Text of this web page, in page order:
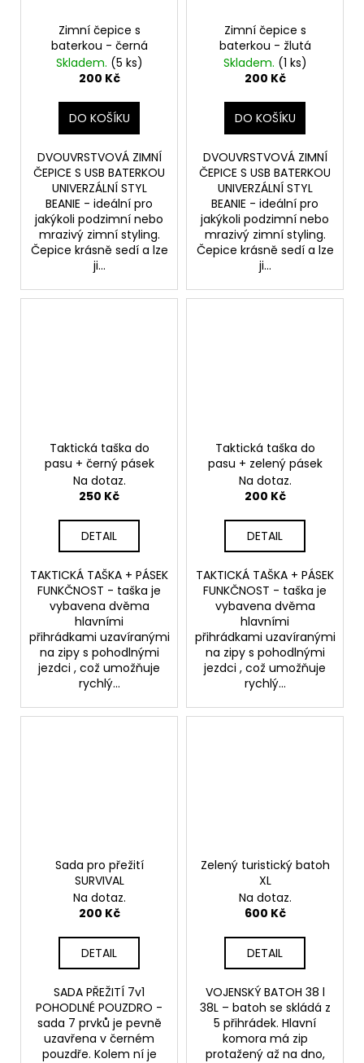
Zimní čepice s
baterkou - černá
Skladem. (5 ks)
200 Kč
DO KOŠÍKU
DVOUVRSTVOVÁ ZIMNÍ
ČEPICE S USB BATERKOU
UNIVERZÁLNÍ STYL
BEANIE - ideální pro
jakýkoli podzimní nebo
mrazivý zimní styling.
Čepice krásně sedí a lze
ji...
Zimní čepice s
baterkou - žlutá
Skladem. (1 ks)
200 Kč
DO KOŠÍKU
DVOUVRSTVOVÁ ZIMNÍ
ČEPICE S USB BATERKOU
UNIVERZÁLNÍ STYL
BEANIE - ideální pro
jakýkoli podzimní nebo
mrazivý zimní styling.
Čepice krásně sedí a lze
ji...
Taktická taška do
pasu + černý pásek
Na dotaz.
250 Kč
DETAIL
TAKTICKÁ TAŠKA + PÁSEK
FUNKČNOST - taška je
vybavena dvěma
hlavními
přihrádkami uzavíranými
na zipy s pohodlnými
jezdci , což umožňuje
rychlý...
Taktická taška do
pasu + zelený pásek
Na dotaz.
200 Kč
DETAIL
TAKTICKÁ TAŠKA + PÁSEK
FUNKČNOST - taška je
vybavena dvěma
hlavními
přihrádkami uzavíranými
na zipy s pohodlnými
jezdci , což umožňuje
rychlý...
Sada pro přežití
SURVIVAL
Na dotaz.
200 Kč
DETAIL
SADA PŘEŽITÍ 7v1
POHODLNÉ POUZDRO -
sada 7 prvků je pevně
uzavřena v černém
pouzdře. Kolem ní je
Zelený turistický batoh
XL
Na dotaz.
600 Kč
DETAIL
VOJENSKÝ BATOH 38 l
38L – batoh se skládá z
5 přihrádek. Hlavní
komora má zip
protažený až na dno,